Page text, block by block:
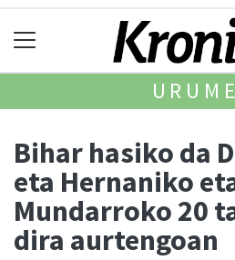
Bihar hasiko da
eta Hernaniko
Mundarroko 20
dira aurtengoan